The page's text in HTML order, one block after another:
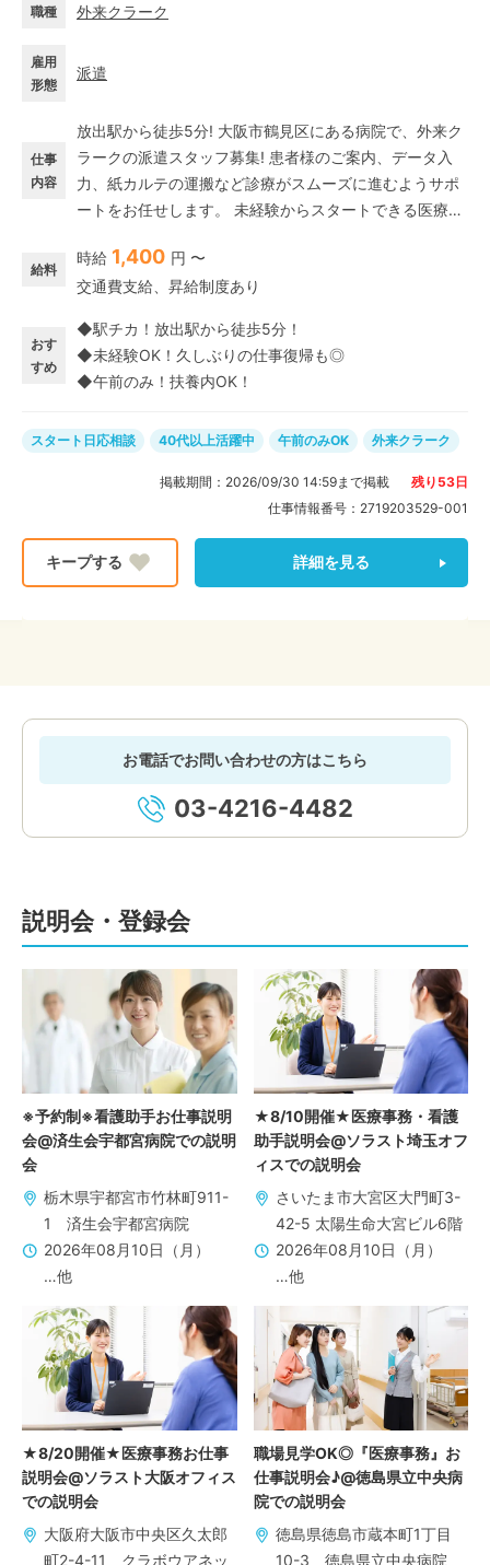
職種 外来クラーク
雇用
形態
派遣
仕事
内容
放出駅から徒歩5分! 大阪市鶴見区にある病院で、外来ク
ラークの派遣スタッフ募集! 患者様のご案内、データ入
力、紙カルテの運搬など診療がスムーズに進むようサポ
ートをお任せします。 未経験からスタートできる医療事
接客バイト、販売などのお客様対応経験が活かせる、午
前のみOKの派遣パートのお仕事です。
給料
時給 1,400 円 〜
交通費支給、昇給制度あり
おす
すめ
◆駅チカ！放出駅から徒歩5分！
◆未経験OK！久しぶりの仕事復帰も◎
◆午前のみ！扶養内OK！
スタート日応相談 40代以上活躍中 午前のみOK 外来クラーク
掲載期間： 2026/09/30 14:59まで掲載 残り 53日
仕事情報番号： 2719203529-001
詳細を見る
お電話でお問い合わせの方はこちら
03-4216-4482
説明会・登録会
※予約制※看護助手お仕事説明
会@済生会宇都宮病院での説明
会
栃木県宇都宮市竹林町911-
1 済生会宇都宮病院
2026年08月10日（月）
…他
★8/10開催★医療事務・看護
助手説明会@ソラスト埼玉オフ
ィスでの説明会
さいたま市大宮区大門町3-
42-5 太陽生命大宮ビル6階
2026年08月10日（月）
…他
★8/20開催★医療事務お仕事
説明会@ソラスト大阪オフィス
での説明会
大阪府大阪市中央区久太郎
町2-4-11 クラボウアネッ
職場見学OK◎『医療事務』お
仕事説明会♪@徳島県立中央病
院での説明会
徳島県徳島市蔵本町1丁目
10-3 徳島県立中央病院